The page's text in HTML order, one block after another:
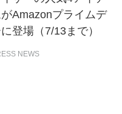
がAmazonプライムデ
登場（7/13まで）
NEWS